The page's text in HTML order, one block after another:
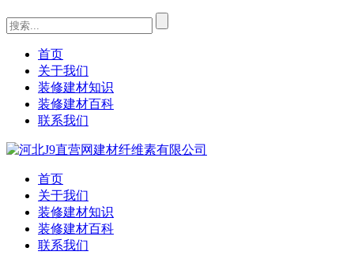
首页
关于我们
装修建材知识
装修建材百科
联系我们
首页
关于我们
装修建材知识
装修建材百科
联系我们